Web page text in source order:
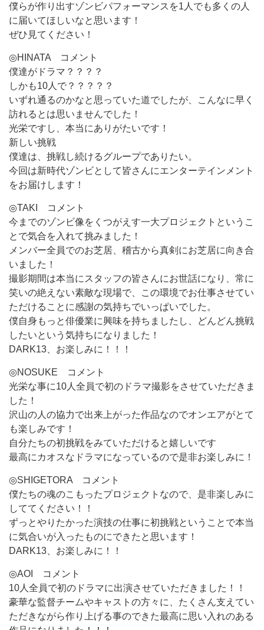
僕らが作り出すゾンビパフォーマンスを1人でも多くの人
に届いてほしいなと思います！
ぜひ見てください！
◎HINATA コメント
僕達がドラマ？？？？
しかも10人で？？？？？
いずれ通るのかなと思っていた道でしたが、こんなに早く
訪れるとは思いませんでした！
光栄ですし、本当にありがたいです！
新しい挑戦
僕達は、挑戦し続けるグループでありたい。
今回は新時代ゾンビとして皆さんにエンターテインメント
をお届けします！
◎TAKI コメント
今までのゾンビ像をくつがえす一大プロジェクトというこ
とで気合を入れて挑みました！
メンバー全員でのお芝居、稽古から真剣にお芝居に向き合
いました！
撮影期間は本当にスタッフの皆さんにお世話になり、常に
笑いの絶えない素敵な現場で、この環境でお仕事させてい
ただけることに感謝の気持ちでいっぱいでした。
僕自身もっと俳優業に興味を持ちましたし、どんどん挑戦
したいという気持ちになりました！
DARK13、お楽しみに！！！
◎NOSUKE コメント
光栄な事に10人全員で初のドラマ撮影をさせていただきま
した！
沢山の人の協力で出来上がった作品なのでオンエアがとて
も楽しみです！
自分たちの初挑戦をみていただけると嬉しいです
最高にカオスなドラマになっているので是非お楽しみに！
◎SHIGETORA コメント
僕たちの魂のこもったプロジェクトなので、是非楽しみに
しててください！！
ずっとやりたかった演技の仕事に初挑戦ということで本当
に気合いが入ったものにできたと思います！
DARK13、お楽しみに！！
◎AOI コメント
10人全員で初のドラマに出演させていただきました！！
豪華な監督チームやキャストの方々に、たくさん支えてい
ただきながら作り上げる事のできた最高に思い入れのある